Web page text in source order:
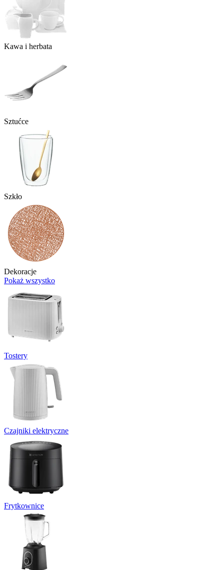
Kawa i herbata
Sztućce
Szkło
Dekoracje
Pokaż wszystko
Tostery
Czajniki elektryczne
Frytkownice